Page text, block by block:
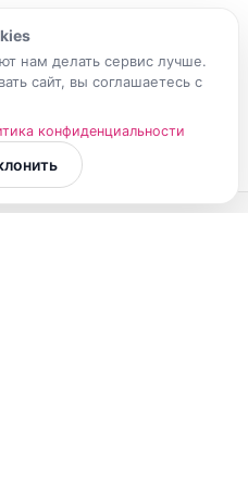
нам делать сервис лучше.
сайт, вы соглашаетесь с
конфиденциальности